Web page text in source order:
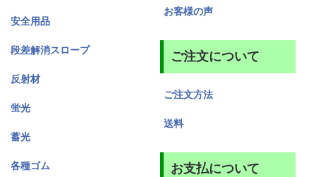
安全用品
段差解消スロープ
反射材
蛍光
蓄光
各種ゴム
お客様の声
ご注文について
ご注文方法
送料
お支払について